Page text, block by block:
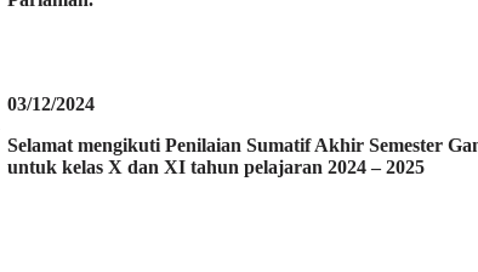
03/12/2024
Selamat mengikuti Penilaian Sumatif Akhir Semester
untuk kelas X dan XI tahun pelajaran 2024 – 2025